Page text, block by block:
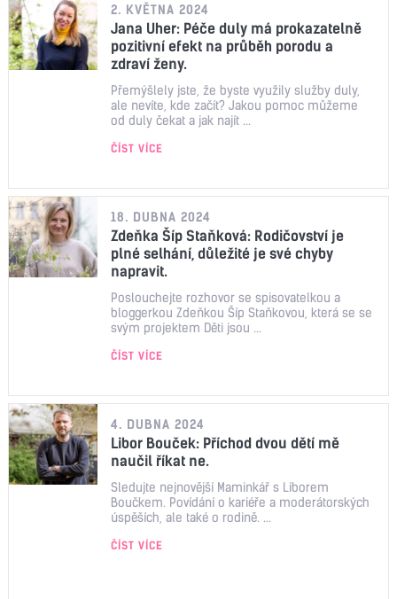
2. KVĚTNA 2024
Jana Uher: Péče duly má prokazatelně
pozitivní efekt na průběh porodu a
zdraví ženy.
Přemýšlely jste, že byste využily služby duly,
ale nevíte, kde začít? Jakou pomoc můžeme
od duly čekat a jak najít ...
ČÍST VÍCE
18. DUBNA 2024
Zdeňka Šíp Staňková: Rodičovství je
plné selhání, důležité je své chyby
napravit.
Poslouchejte rozhovor se spisovatelkou a
bloggerkou Zdeňkou Šíp Staňkovou, která se se
svým projektem Děti jsou ...
ČÍST VÍCE
4. DUBNA 2024
Libor Bouček: Příchod dvou dětí mě
naučil říkat ne.
Sledujte nejnovější Maminkář s Liborem
Boučkem. Povídání o kariéře a moderátorských
úspěších, ale také o rodině. ...
ČÍST VÍCE